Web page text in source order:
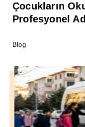
Çocukların
Profesyonel
Blog